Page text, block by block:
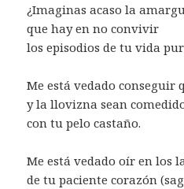
¿Imaginas acaso la
que hay en no convivir
los episodios de tu vida
Me está vedado conseguir
y la llovizna sean
con tu pelo castaño.
Me está vedado oír en los
de tu paciente corazón